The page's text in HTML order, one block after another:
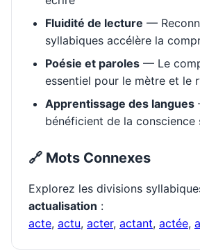
Fluidité de lecture —
syllabiques accélère la
Poésie et paroles — Le
essentiel pour le mètre et le
Apprentissage des langues
bénéficient de la conscience
🔗 Mots Connexes
Explorez les divisions
actualisation :
acte, actu, acter, actant, actée,